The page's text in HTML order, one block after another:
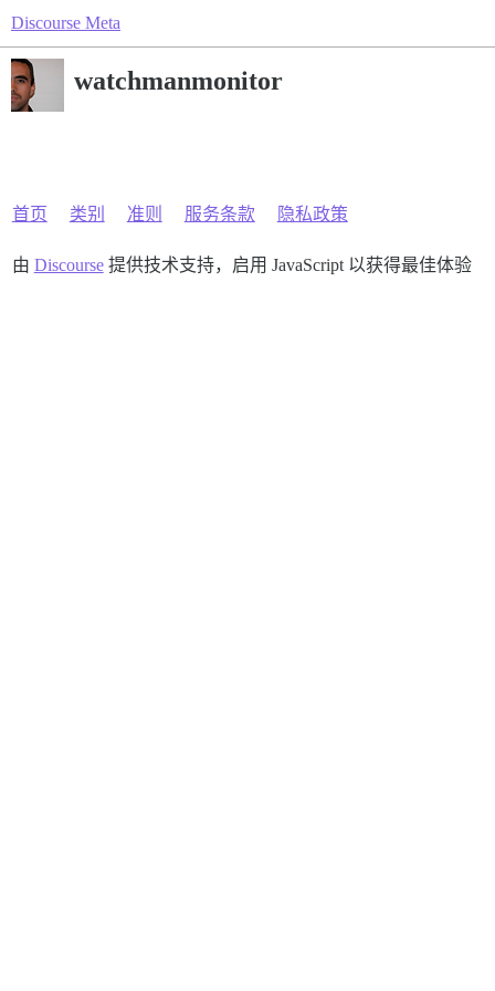
Discourse Meta
watchmanmonitor
首页 类别 准则 服务条款 隐私政策
由 Discourse提供技术支持，启用 JavaScript 以获得最佳体验